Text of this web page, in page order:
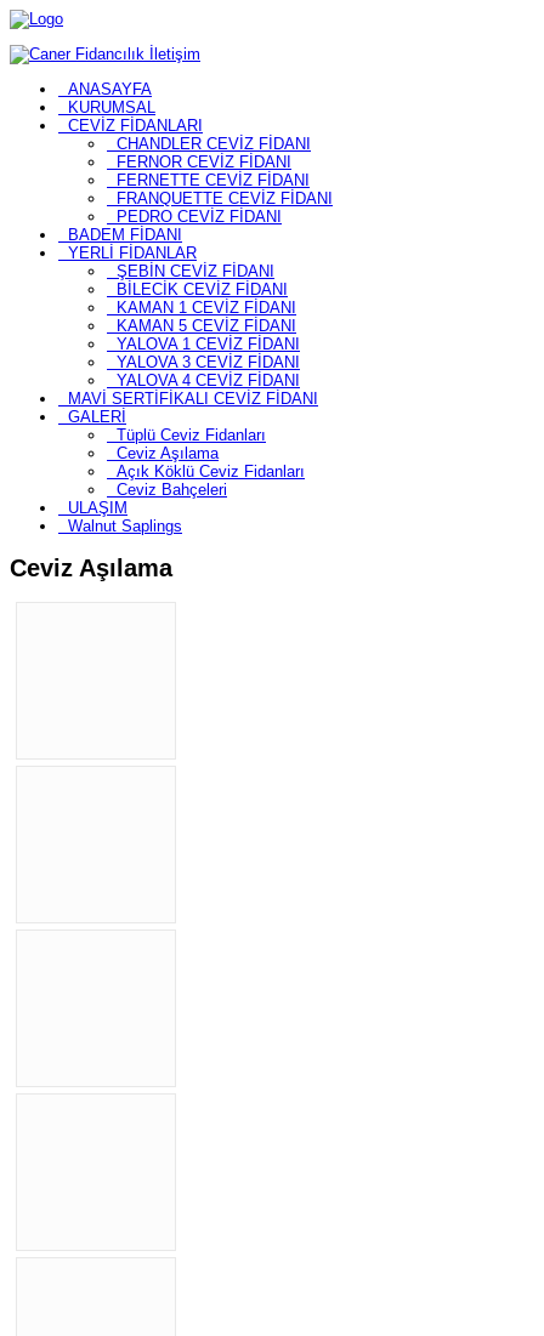
ANASAYFA
KURUMSAL
CEVİZ FİDANLARI
CHANDLER CEVİZ FİDANI
FERNOR CEVİZ FİDANI
FERNETTE CEVİZ FİDANI
FRANQUETTE CEVİZ FİDANI
PEDRO CEVİZ FİDANI
BADEM FİDANI
YERLİ FİDANLAR
ŞEBİN CEVİZ FİDANI
BİLECİK CEVİZ FİDANI
KAMAN 1 CEVİZ FİDANI
KAMAN 5 CEVİZ FİDANI
YALOVA 1 CEVİZ FİDANI
YALOVA 3 CEVİZ FİDANI
YALOVA 4 CEVİZ FİDANI
MAVİ SERTİFİKALI CEVİZ FİDANI
GALERİ
Tüplü Ceviz Fidanları
Ceviz Aşılama
Açık Köklü Ceviz Fidanları
Ceviz Bahçeleri
ULAŞIM
Walnut Saplings
Ceviz Aşılama